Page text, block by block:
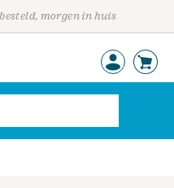
morgen in huis